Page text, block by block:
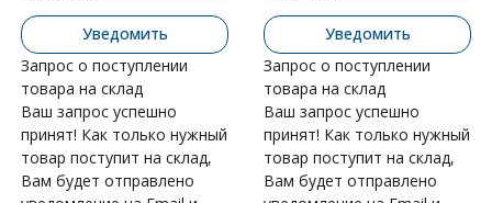
Уведомить
Запрос о поступлении
товара на склад
Ваш запрос успешно
принят! Как только нужный
товар поступит на склад,
Вам будет отправлено
Уведомить
Запрос о поступлении
товара на склад
Ваш запрос успешно
принят! Как только нужный
товар поступит на склад,
Вам будет отправлено